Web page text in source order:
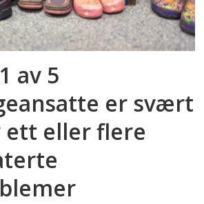
av 5
er svært
ett eller flere